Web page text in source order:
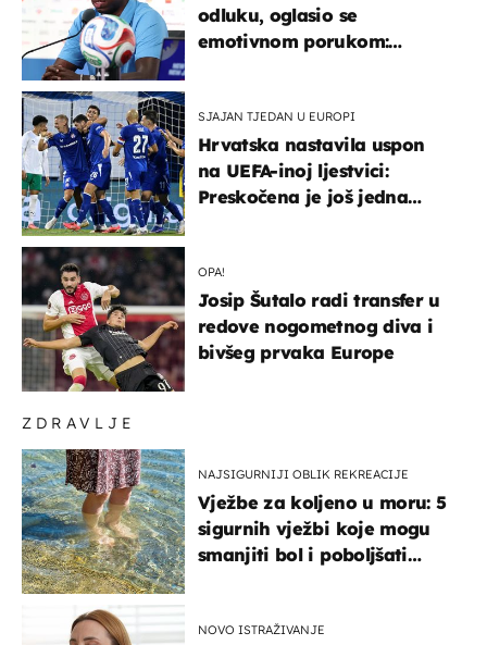
ZDRAVLJE
NAJSIGURNIJI OBLIK REKREACIJE
Vježbe za koljeno u moru: 5
sigurnih vježbi koje mogu
smanjiti bol i poboljšati
NOVO ISTRAŽIVANJE
odluku, oglasio se
emotivnom porukom:
SJAJAN TJEDAN U EUROPI
Hrvatska nastavila uspon
na UEFA-inoj ljestvici:
Preskočena je još jedna
OPA!
Josip Šutalo radi transfer u
redove nogometnog diva i
bivšeg prvaka Europe